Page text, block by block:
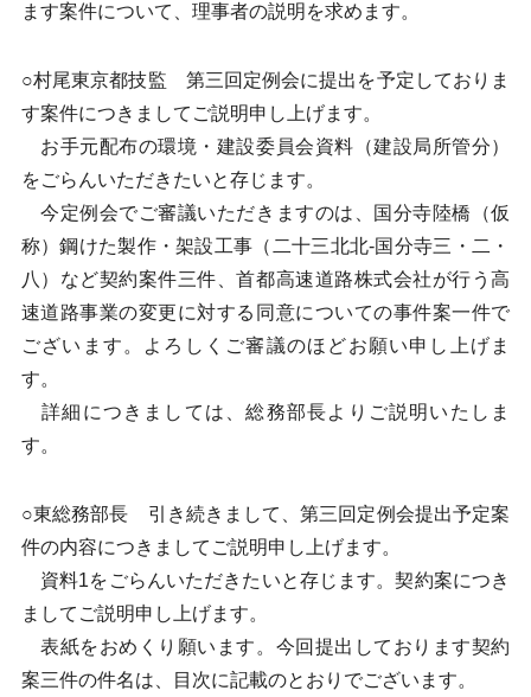
ます案件について、理事者の説明を求めます。
○村尾東京都技監 第三回定例会に提出を予定しておりま
す案件につきましてご説明申し上げます。
お手元配布の環境・建設委員会資料（建設局所管分）
をごらんいただきたいと存じます。
今定例会でご審議いただきますのは、国分寺陸橋（仮
称）鋼けた製作・架設工事（二十三北北-国分寺三・二・
八）など契約案件三件、首都高速道路株式会社が行う高
速道路事業の変更に対する同意についての事件案一件で
ございます。よろしくご審議のほどお願い申し上げま
す。
詳細につきましては、総務部長よりご説明いたしま
す。
○東総務部長 引き続きまして、第三回定例会提出予定案
件の内容につきましてご説明申し上げます。
資料1をごらんいただきたいと存じます。契約案につき
ましてご説明申し上げます。
表紙をおめくり願います。今回提出しております契約
案三件の件名は、目次に記載のとおりでございます。